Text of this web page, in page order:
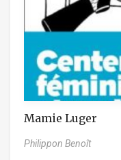
Mamie Luger
Philippon Benoît